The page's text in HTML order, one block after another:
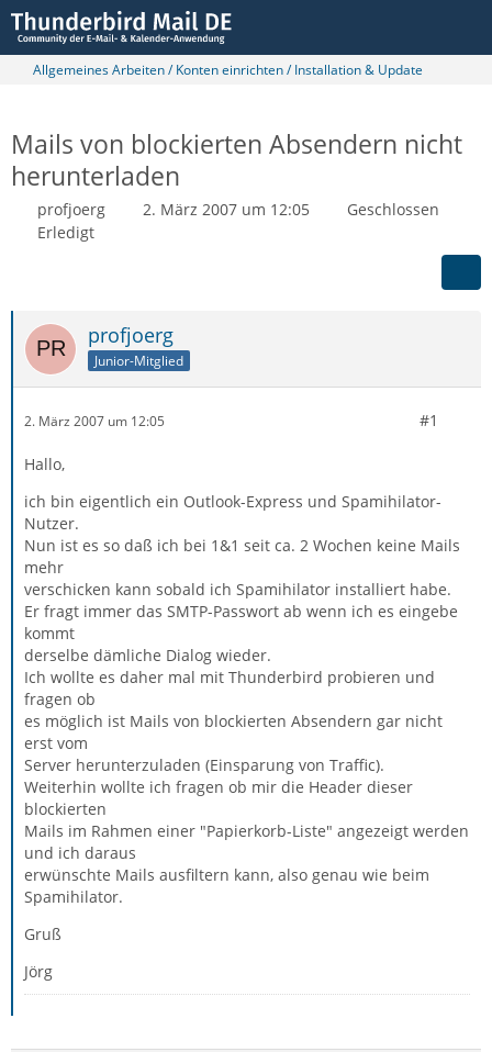
Allgemeines Arbeiten / Konten einrichten / Installation & Update
Mails von blockierten Absendern nicht
herunterladen
profjoerg 2. März 2007 um 12:05
Geschlossen
Erledigt
profjoerg
Junior-Mitglied
2. März 2007 um 12:05 #1
Hallo,
ich bin eigentlich ein Outlook-Express und Spamihilator-
Nutzer.
Nun ist es so daß ich bei 1&1 seit ca. 2 Wochen keine Mails
mehr
verschicken kann sobald ich Spamihilator installiert habe.
Er fragt immer das SMTP-Passwort ab wenn ich es eingebe
kommt
derselbe dämliche Dialog wieder.
Ich wollte es daher mal mit Thunderbird probieren und
fragen ob
es möglich ist Mails von blockierten Absendern gar nicht
erst vom
Server herunterzuladen (Einsparung von Traffic).
Weiterhin wollte ich fragen ob mir die Header dieser
blockierten
Mails im Rahmen einer "Papierkorb-Liste" angezeigt werden
und ich daraus
erwünschte Mails ausfiltern kann, also genau wie beim
Spamihilator.
Gruß
Jörg